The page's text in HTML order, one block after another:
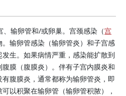
、输卵管和/或卵巢。宫颈感染（宫
输卵管感染（输卵管炎）和子宫感
生。如果病情严重，感染能扩散到
膜（腹膜炎）。伴有子宫内膜炎和
腹膜炎，通常都称为输卵管炎，即
以积聚在输卵管（输卵管积脓），